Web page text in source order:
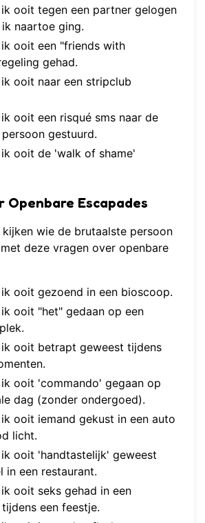
ooit tegen een partner gelogen
naartoe ging.
ooit een "friends with
gehad.
ooit naar een stripclub
ooit een risqué sms naar de
gestuurd.
ooit de 'walk of shame'
Openbare Escapades
kijken wie de brutaalste persoon
deze vragen over openbare
ooit gezoend in een bioscoop.
ooit "het" gedaan op een
ooit betrapt geweest tijdens
ooit 'commando' gegaan op
dag (zonder ondergoed).
ooit iemand gekust in een auto
licht.
ooit 'handtastelijk' geweest
in een restaurant.
ooit seks gehad in een
een feestje.